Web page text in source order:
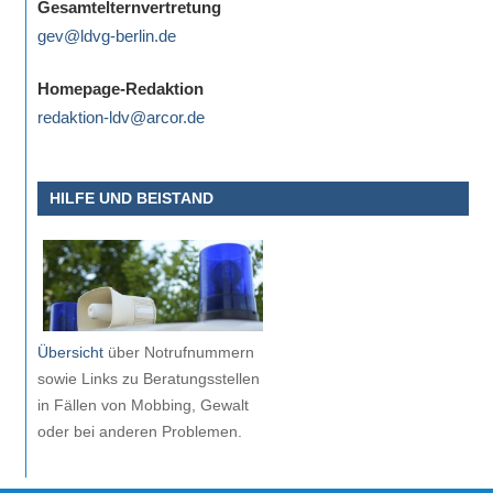
Gesamtelternvertretung
gev@ldvg-berlin.de
Homepage-Redaktion
redaktion-ldv@arcor.de
HILFE UND BEISTAND
Übersichtüber Notrufnummern
sowie Links zu Beratungsstellen
in Fällen von Mobbing, Gewalt
oder bei anderen Problemen.